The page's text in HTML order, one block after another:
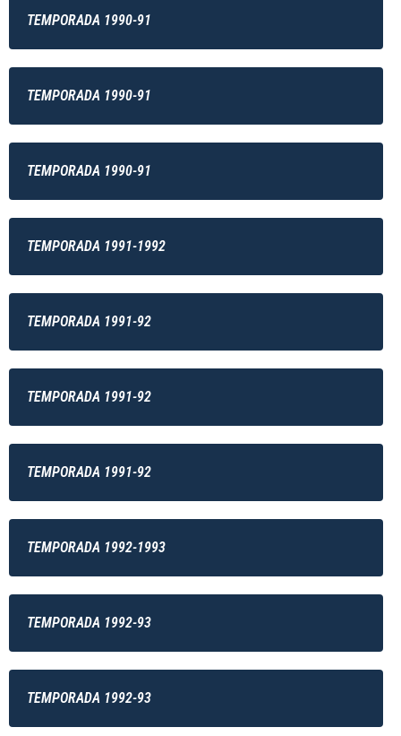
TEMPORADA 1990-91
TEMPORADA 1990-91
TEMPORADA 1990-91
TEMPORADA 1991-1992
TEMPORADA 1991-92
TEMPORADA 1991-92
TEMPORADA 1991-92
TEMPORADA 1992-1993
TEMPORADA 1992-93
TEMPORADA 1992-93